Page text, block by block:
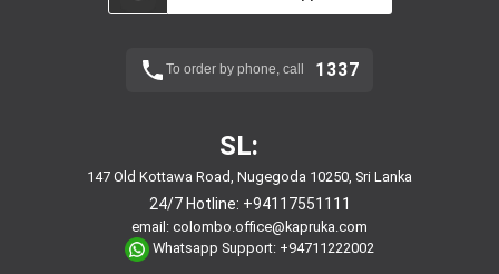
To order by phone, call 1337
SL:
147 Old Kottawa Road, Nugegoda 10250, Sri Lanka
24/7 Hotline: +94117551111
email: colombo.office@kapruka.com
Whatsapp Support: +94711222002